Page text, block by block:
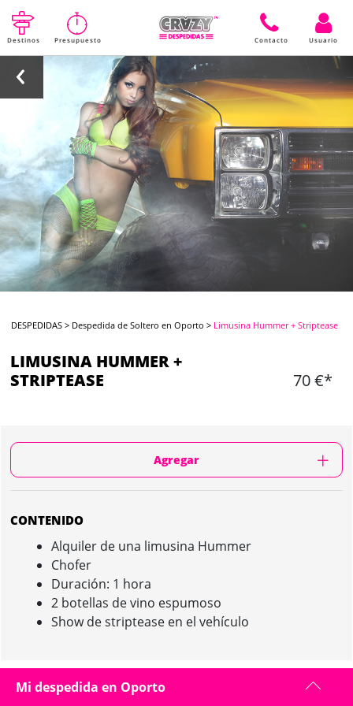
Destinos Presupuesto Contacto Usuario
DESPEDIDAS > Despedida de Soltero en Oporto > Limusina Hummer + Striptease
LIMUSINA HUMMER +
STRIPTEASE
70 €*
Agregar
CONTENIDO
Alquiler de una limusina Hummer
Chofer
Duración: 1 hora
2 botellas de vino espumoso
Show de striptease en el vehículo
LIMUSINA HUMMER + STRIPTEASE IN OPORTO :
Mi despedida en Oporto